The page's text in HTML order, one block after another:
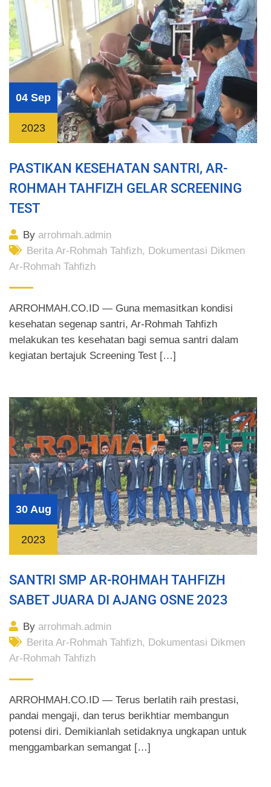
04 Sep
2023
PASTIKAN KESEHATAN SANTRI, AR-
ROHMAH TAHFIZH GELAR SCREENING
TEST
By arrohmah.admin
Berita Ar-Rohmah Tahfizh, Dokumentasi Dikmen
Ar-Rohmah Tahfizh
ARROHMAH.CO.ID — Guna memasitkan kondisi
kesehatan segenap santri, Ar-Rohmah Tahfizh
melakukan tes kesehatan bagi semua santri dalam
kegiatan bertajuk Screening Test […]
30 Aug
2023
SANTRI SMP AR-ROHMAH TAHFIZH
SABET JUARA DI AJANG OSNE 2023
By arrohmah.admin
Berita Ar-Rohmah Tahfizh, Dokumentasi Dikmen
Ar-Rohmah Tahfizh
ARROHMAH.CO.ID — Terus berlatih raih prestasi,
pandai mengaji, dan terus berikhtiar membangun
potensi diri. Demikianlah setidaknya ungkapan untuk
menggambarkan semangat […]